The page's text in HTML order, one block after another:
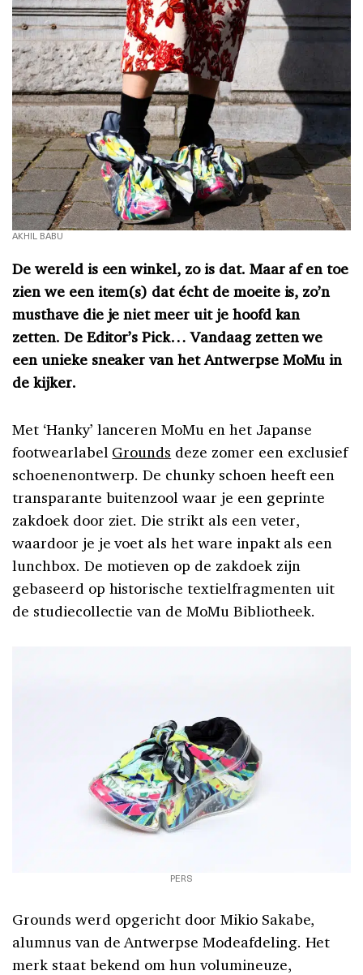
AKHIL BABU
De wereld is een winkel, zo is dat. Maar af en toe
zien we een item(s) dat écht de moeite is, zo’n
musthave die je niet meer uit je hoofd kan
zetten. De Editor’s Pick… Vandaag zetten we
een unieke sneaker van het Antwerpse MoMu in
de kijker.
Met ‘Hanky’ lanceren MoMu en het Japanse
footwearlabel Grounds deze zomer een exclusief
schoenenontwerp. De chunky schoen heeft een
transparante buitenzool waar je een geprinte
zakdoek door ziet. Die strikt als een veter,
waardoor je je voet als het ware inpakt als een
lunchbox. De motieven op de zakdoek zijn
gebaseerd op historische textielfragmenten uit
de studiecollectie van de MoMu Bibliotheek.
PERS
Grounds werd opgericht door Mikio Sakabe,
alumnus van de Antwerpse Modeafdeling. Het
merk staat bekend om hun volumineuze,